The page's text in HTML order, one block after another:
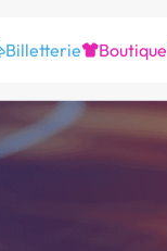
Billetterie Boutique